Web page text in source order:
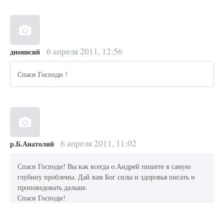
дионисий 6 апреля 2011, 12:56
Спаси Господи !
р.Б.Анатолий 6 апреля 2011, 11:02
Спаси Господи! Вы как всегда о.Андрей пишете в самую
глубину проблемы. Дай вам Бог силы и здоровья писать и
проповедовать дальше.
Спаси Господи!